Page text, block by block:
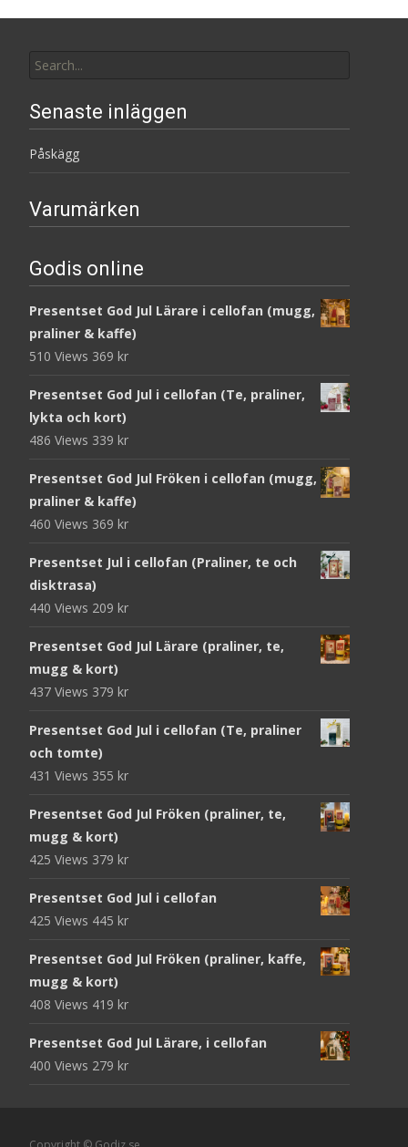
for:
Senaste inläggen
Påskägg
Varumärken
Godis online
Presentset God Jul Lärare i cellofan (mugg,
praliner & kaffe)
510 Views 369 kr
Presentset God Jul i cellofan (Te, praliner,
lykta och kort)
486 Views 339 kr
Presentset God Jul Fröken i cellofan (mugg,
praliner & kaffe)
460 Views 369 kr
Presentset Jul i cellofan (Praliner, te och
disktrasa)
440 Views 209 kr
Presentset God Jul Lärare (praliner, te,
mugg & kort)
437 Views 379 kr
Presentset God Jul i cellofan (Te, praliner
och tomte)
431 Views 355 kr
Presentset God Jul Fröken (praliner, te,
mugg & kort)
425 Views 379 kr
Presentset God Jul i cellofan
425 Views 445 kr
Presentset God Jul Fröken (praliner, kaffe,
mugg & kort)
408 Views 419 kr
Presentset God Jul Lärare, i cellofan
400 Views 279 kr